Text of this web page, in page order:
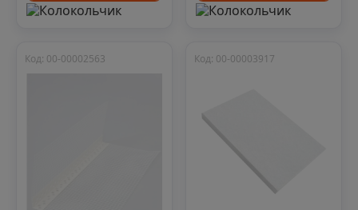
Код: 00-00002563 Код: 00-00003917